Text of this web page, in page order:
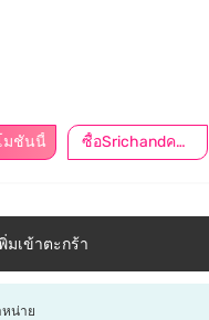
มชันนี้ ซื้อSrichandครบ399ลด40.-
มเข้าตะกร้า
หน่าย